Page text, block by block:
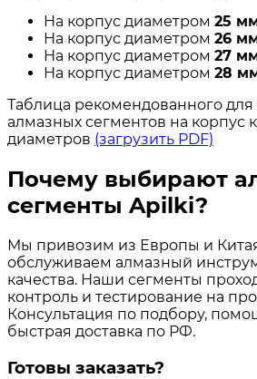
На корпус диаметром 25
На корпус диаметром 26
На корпус диаметром 27
На корпус диаметром 28
Таблица рекомендованного для
алмазных сегментов на корпус
диаметров (загрузить PDF)
Почему выбирают
сегменты Apilki?
Мы привозим из Европы и
обслуживаем алмазный
качества. Наши сегменты
контроль и тестирование на
Консультация по подбору,
быстрая доставка по РФ.
Готовы заказать?